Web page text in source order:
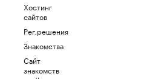
Хостинг
сайтов
Рег.решения
Знакомства
Сайт
знакомств